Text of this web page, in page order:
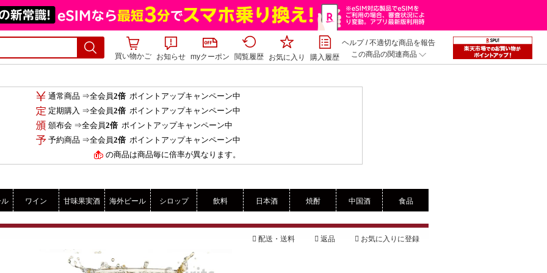
買い物かご お知らせ myクーポン 閲覧履歴 お気に入り 購入履歴
ヘルプ/不適切な商品を報告
この商品の関連商品
通常商品 ⇒全会員2倍ポイントアップキャンペーン中
定期購入 ⇒全会員2倍ポイントアップキャンペーン中
頒布会 ⇒全会員2倍ポイントアップキャンペーン中
予約商品 ⇒全会員2倍ポイントアップキャンペーン中
の商品は商品毎に倍率が異なります。